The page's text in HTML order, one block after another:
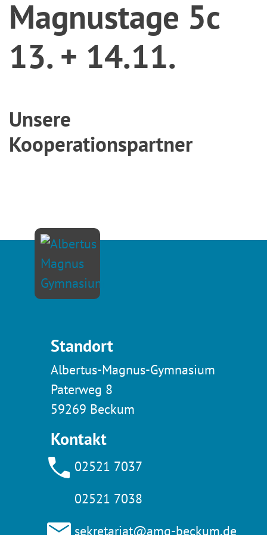
Magnustage 5c
13. + 14.11.
Unsere
Kooperationspartner
Standort
Albertus-Magnus-Gymnasium
Paterweg 8
59269 Beckum
Kontakt
02521 7037
02521 7038
sekretariat@amg-beckum.de